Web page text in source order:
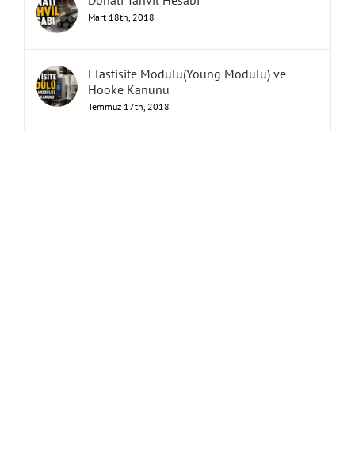
Mart 18th, 2018
Elastisite Modülü(Young Modülü) ve
Hooke Kanunu
Temmuz 17th, 2018